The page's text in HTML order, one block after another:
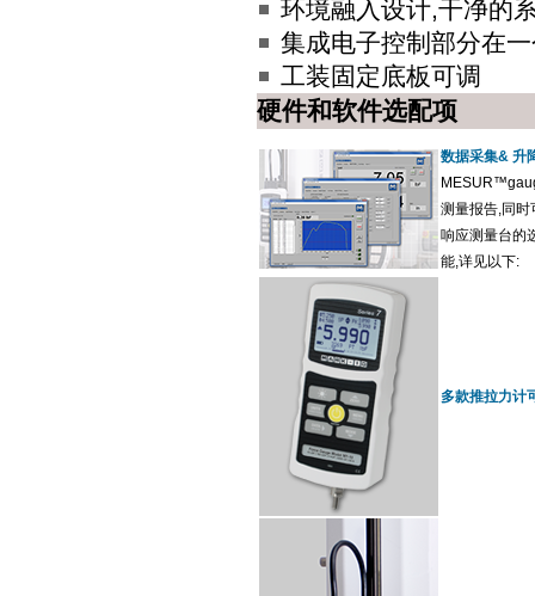
环境融入设计,干净的
集成电子控制部分在
工装固定底板可调
硬件和软件选配项
数据采集& 升
测量报告,同
响应测量台的
能,详见以下:
多款推拉力计